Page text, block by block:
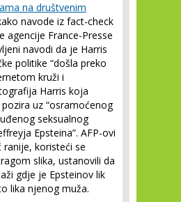
na društvenim
navode iz fact-check
agencije France-Presse
navodi da je Harris
politike “došla preko
kruži i
Harris koja
uz “osramoćenog
seksualnog
Epsteina”. AFP-ovi
ranije, koristeći se
slika, ustanovili da
gdje je Epsteinov lik
lika njenog muža.